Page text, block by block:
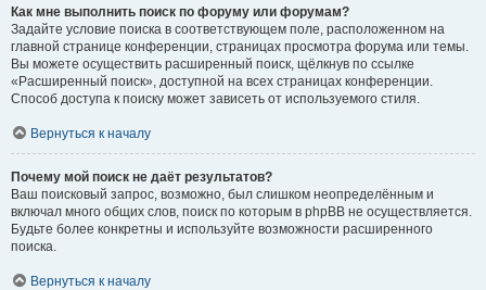
Как мне выполнить поиск по форуму или форумам?
Задайте условие поиска в соответствующем поле, расположенном на
главной странице конференции, страницах просмотра форума или темы.
Вы можете осуществить расширенный поиск, щёлкнув по ссылке
«Расширенный поиск», доступной на всех страницах конференции.
Способ доступа к поиску может зависеть от используемого стиля.
Вернуться к началу
Почему мой поиск не даёт результатов?
Ваш поисковый запрос, возможно, был слишком неопределённым и
включал много общих слов, поиск по которым в phpBB не осуществляется.
Будьте более конкретны и используйте возможности расширенного
поиска.
Вернуться к началу